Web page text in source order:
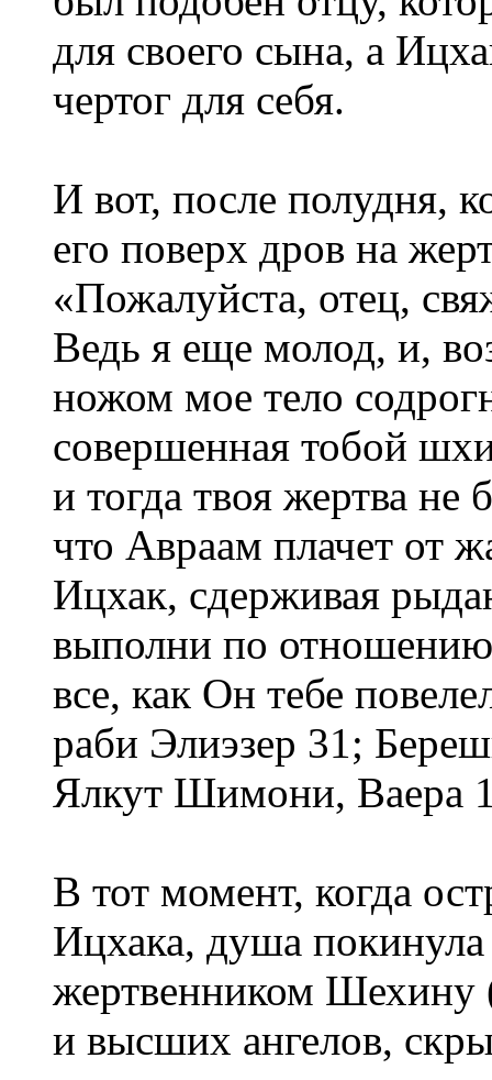
для своего сына, а
чертог для себя.
И вот, после полудня,
его поверх дров на
«Пожалуйста, отец,
Ведь я еще молод, и,
ножом мое тело
совершенная тобой
и тогда твоя жертва не
что Авраам плачет от
Ицхак, сдерживая
выполни по
все, как Он тебе
раби Элиэзер 31;
Ялкут Шимони, Ваера
В тот момент, когда
Ицхака, душа
жертвенником Шехину
и высших ангелов,